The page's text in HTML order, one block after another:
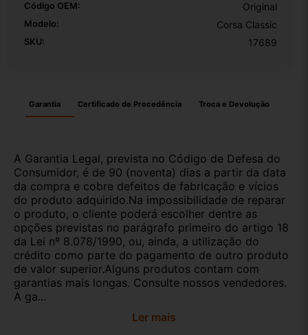
Código OEM: Original
Modelo: Corsa Classic
SKU: 17689
Garantia Certificado de Procedência Troca e Devolução
A Garantia Legal, prevista no Código de Defesa do
Consumidor, é de 90 (noventa) dias a partir da data
da compra e cobre defeitos de fabricação e vícios
do produto adquirido.Na impossibilidade de reparar
o produto, o cliente poderá escolher dentre as
opções previstas no parágrafo primeiro do artigo 18
da Lei nº 8.078/1990, ou, ainda, a utilização do
crédito como parte do pagamento de outro produto
de valor superior.Alguns produtos contam com
garantias mais longas. Consulte nossos vendedores.
A ga...
Ler mais